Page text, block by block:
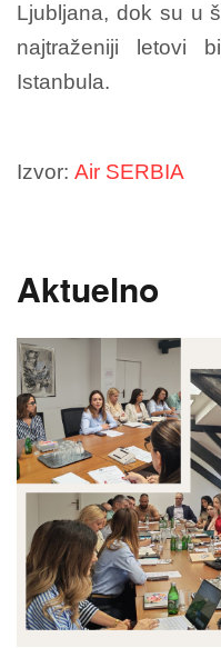
Ljubljana, dok su u
najtraženiji letovi
Istanbula.
Izvor: Air SERBIA
Aktuelno